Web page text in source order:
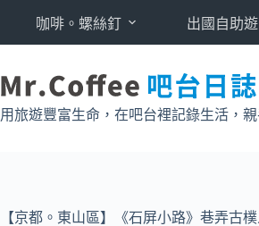
要
內
容
咖啡。螺絲釘 出國自助遊
用旅遊豐富生命，在吧台裡記錄生活，
【京都。東山區】《石屏小路》巷弄古